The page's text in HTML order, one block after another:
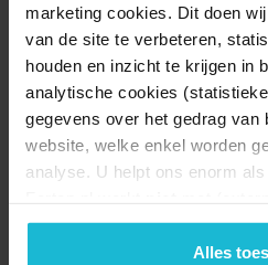
marketing cookies. Dit doen
van de site te verbeteren,
houden en inzicht te krijgen in
analytische cookies
gegevens over het gedrag van
website, welke enkel worden
analyse. U helpt ons enorm
geen commerciële
de knoppen accepteren,Alles
Groninger Waterwedstrijd
29-06-2026
Het idee om de historische
werkend te maken en te gebruiken